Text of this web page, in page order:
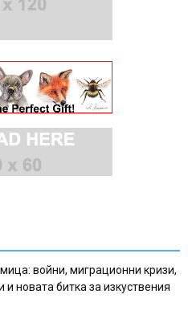
войни, миграционни кризи,
новата битка за изкуствения